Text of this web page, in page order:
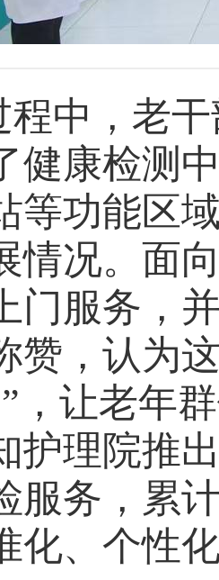
中，老干
健康检测
等功能区
情况。面
门服务，
赞，认为
，让老年
护理院推
服务，累
化、个性